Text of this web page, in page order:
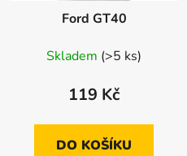
Ford GT40
Skladem (>5 ks)
119 Kč
DO KOŠÍKU